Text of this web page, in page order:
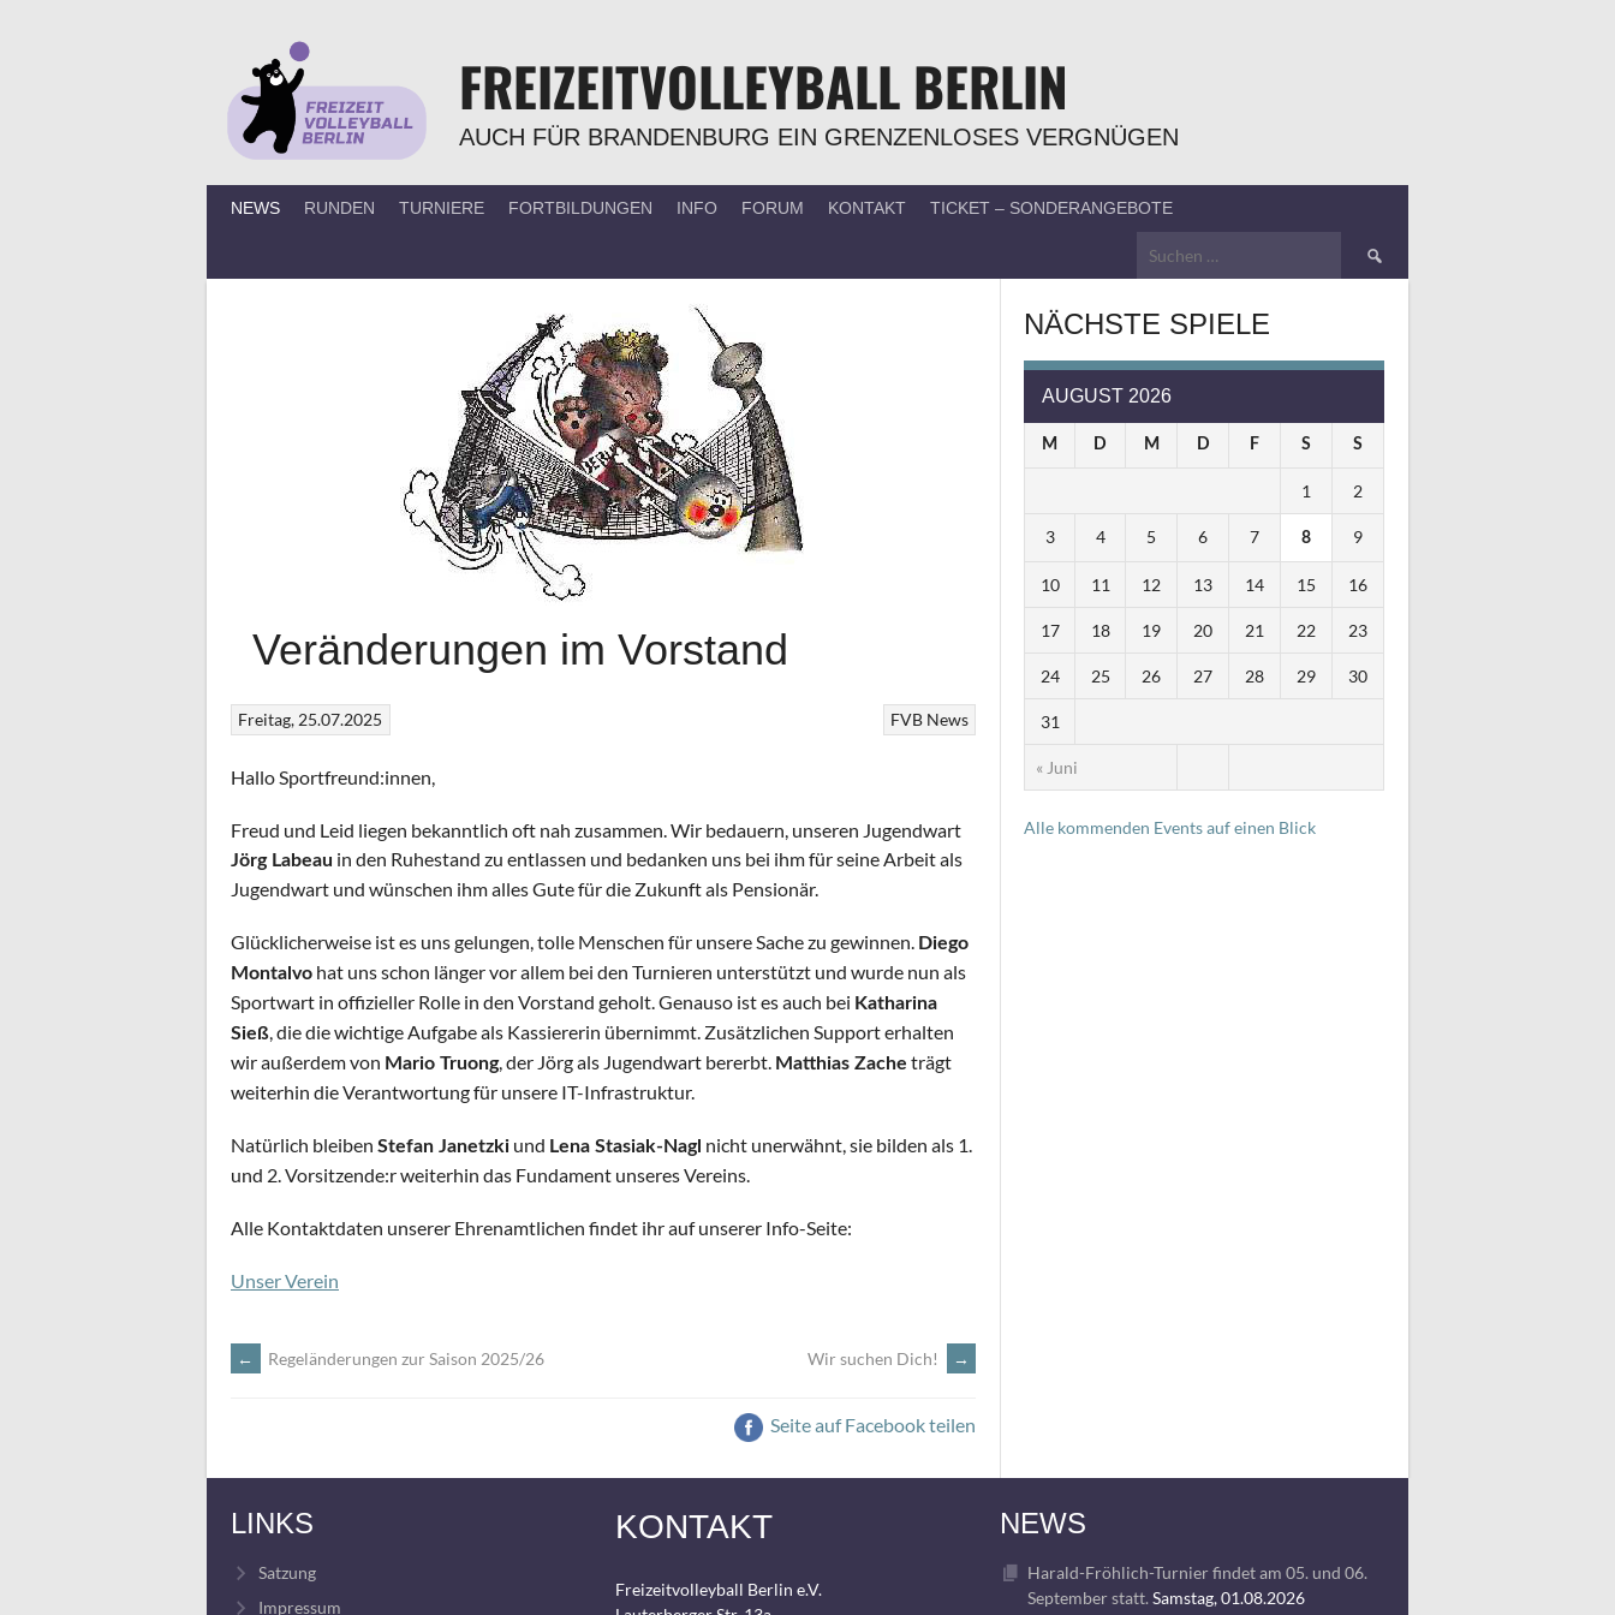
FREIZEITVOLLEYBALL BERLIN
AUCH FÜR BRANDENBURG EIN GRENZENLOSES VERGNÜGEN
NEWS RUNDEN TURNIERE FORTBILDUNGEN INFO FORUM KONTAKT TICKET – SONDERANGEBOTE
Suchen
Veränderungen im Vorstand
FVB News
Freitag, 25.07.2025
Hallo Sportfreund:innen,
Freud und Leid liegen bekanntlich oft nah zusammen. Wir bedauern, unseren Jugendwart
Jörg Labeau in den Ruhestand zu entlassen und bedanken uns bei ihm für seine Arbeit als
Jugendwart und wünschen ihm alles Gute für die Zukunft als Pensionär.
Glücklicherweise ist es uns gelungen, tolle Menschen für unsere Sache zu gewinnen. Diego
Montalvo hat uns schon länger vor allem bei den Turnieren unterstützt und wurde nun als
Sportwart in offizieller Rolle in den Vorstand geholt. Genauso ist es auch bei Katharina
Sieß, die die wichtige Aufgabe als Kassiererin übernimmt. Zusätzlichen Support erhalten
wir außerdem von Mario Truong, der Jörg als Jugendwart bererbt. Matthias Zache trägt
weiterhin die Verantwortung für unsere IT-Infrastruktur.
Natürlich bleiben Stefan Janetzki und Lena Stasiak-Nagl nicht unerwähnt, sie bilden als 1.
und 2. Vorsitzende:r weiterhin das Fundament unseres Vereins.
Alle Kontaktdaten unserer Ehrenamtlichen findet ihr auf unserer Info-Seite:
Unser Verein
ARTIKEL-
← Regeländerungen zur Saison 2025/26 Wir suchen Dich! →
Seite auf Facebook teilen
NÄCHSTE SPIELE
AUGUST 2026
M D M D F S S
« Juni
1 2
3 4 5 6 7 8 9
10 11 12 13 14 15 16
17 18 19 20 21 22 23
24 25 26 27 28 29 30
31
Alle kommenden Events auf einen Blick
LINKS
Satzung
Impressum
KONTAKT
Freizeitvolleyball Berlin e.V.
NEWS
Harald-Fröhlich-Turnier findet am 05. und 06.
September statt. Samstag, 01.08.2026